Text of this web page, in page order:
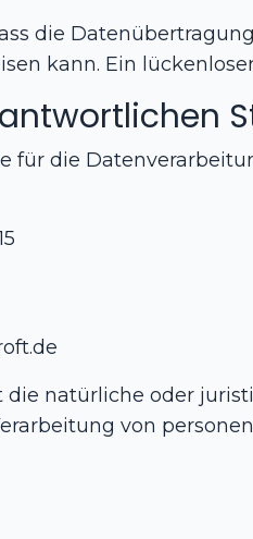
die
kann. Ein
für die
die natürliche oder
von